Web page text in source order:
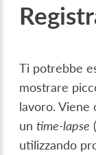
Ti potrebbe
mostrare
lavoro. Viene
untime-lapse
utilizzando